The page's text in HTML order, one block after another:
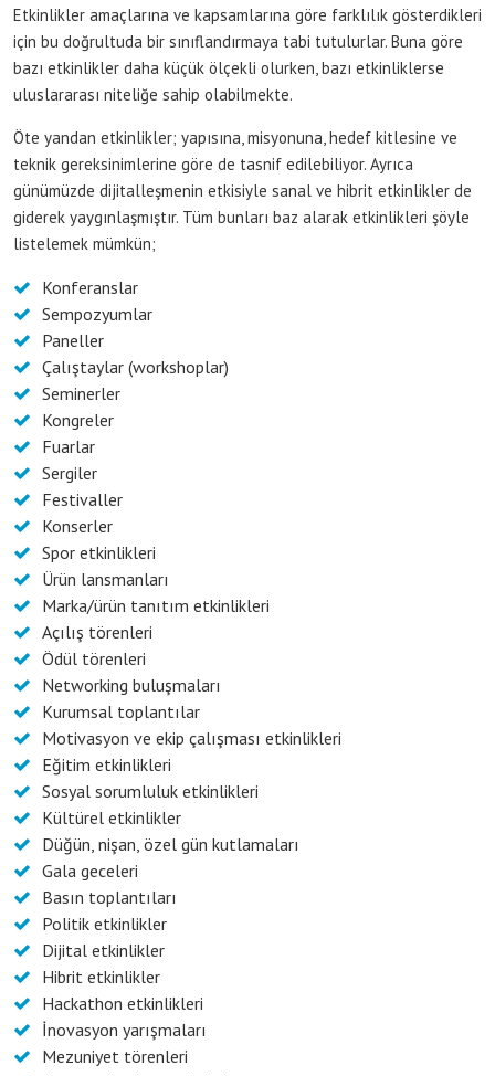
Etkinlikler amaçlarına ve kapsamlarına göre farklılık gösterdikleri
için bu doğrultuda bir sınıflandırmaya tabi tutulurlar. Buna göre
bazı etkinlikler daha küçük ölçekli olurken, bazı etkinliklerse
uluslararası niteliğe sahip olabilmekte.
Öte yandan etkinlikler; yapısına, misyonuna, hedef kitlesine ve
teknik gereksinimlerine göre de tasnif edilebiliyor. Ayrıca
günümüzde dijitalleşmenin etkisiyle sanal ve hibrit etkinlikler de
giderek yaygınlaşmıştır. Tüm bunları baz alarak etkinlikleri şöyle
listelemek mümkün;
Konferanslar
Sempozyumlar
Paneller
Çalıştaylar (workshoplar)
Seminerler
Kongreler
Fuarlar
Sergiler
Festivaller
Konserler
Spor etkinlikleri
Ürün lansmanları
Marka/ürün tanıtım etkinlikleri
Açılış törenleri
Ödül törenleri
Networking buluşmaları
Kurumsal toplantılar
Motivasyon ve ekip çalışması etkinlikleri
Eğitim etkinlikleri
Sosyal sorumluluk etkinlikleri
Kültürel etkinlikler
Düğün, nişan, özel gün kutlamaları
Gala geceleri
Basın toplantıları
Politik etkinlikler
Dijital etkinlikler
Hibrit etkinlikler
Hackathon etkinlikleri
İnovasyon yarışmaları
Mezuniyet törenleri